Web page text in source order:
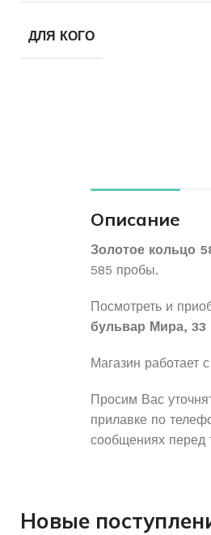
ДЛЯ КОГО
Описание
Золотое кольцо
585 пробы.
Посмотреть и
бульвар Мира, 33
Магазин работает
Просим Вас
прилавке по
сообщениях перед
Новые